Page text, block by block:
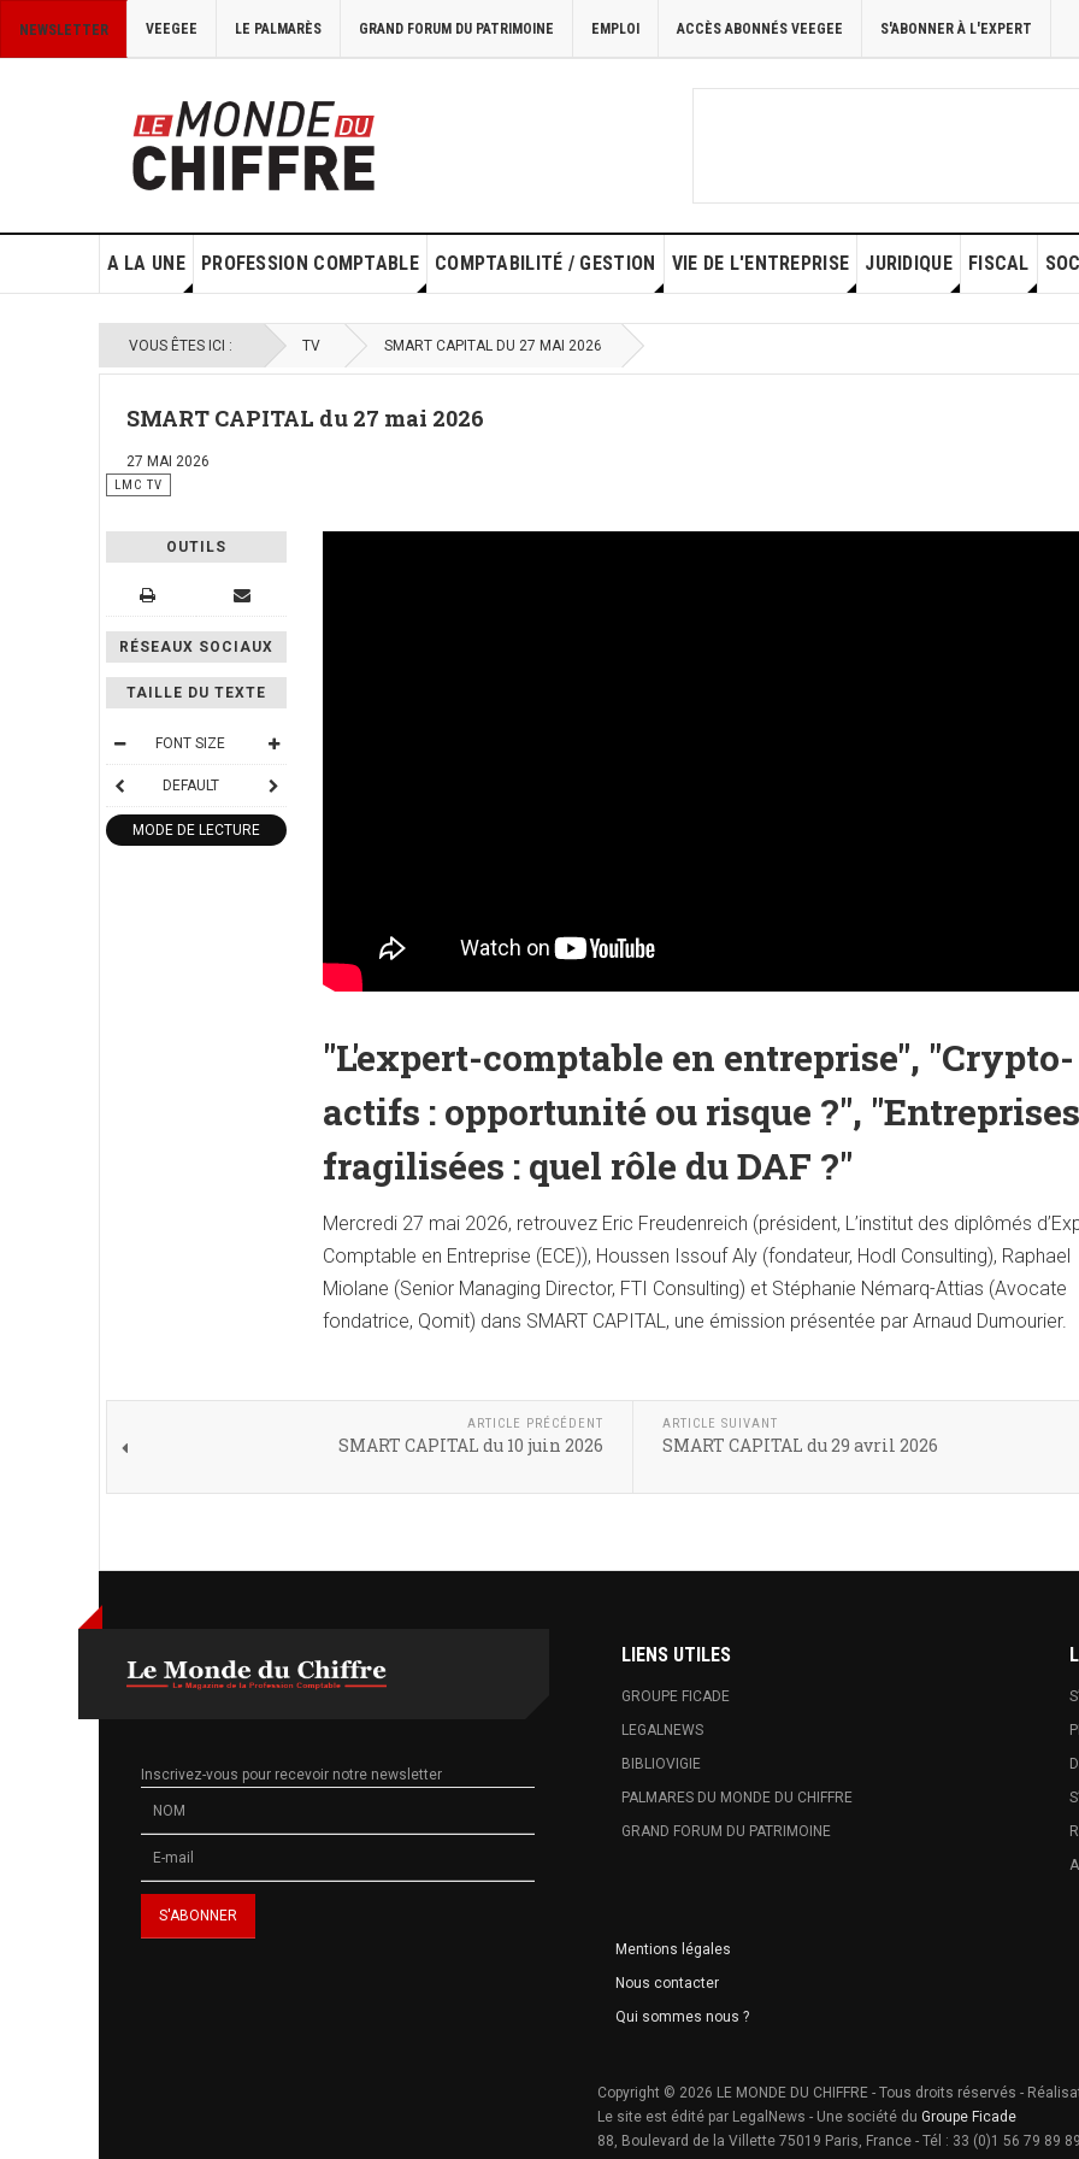
NEWSLETTER VEEGEE LE PALMARÈS GRAND FORUM DU PATRIMOINE EMPLOI ACCÈS ABONNÉS VEEGEE S'ABONNER À L'EXPERT
A LA UNE PROFESSION COMPTABLE COMPTABILITÉ / GESTION VIE DE L'ENTREPRISE JURIDIQUE FISCAL
VOUS ÊTES ICI : TV SMART CAPITAL DU 27 MAI 2026
SMART CAPITAL du 27 mai 2026
27 MAI 2026
LMC TV
OUTILS
RÉSEAUX SOCIAUX
TAILLE DU TEXTE
FONT SIZE
DEFAULT
MODE DE LECTURE
"L'expert-comptable en entreprise", "Crypto-
actifs : opportunité ou risque ?", "Entreprises
fragilisées : quel rôle du DAF ?"
Mercredi 27 mai 2026, retrouvez Eric Freudenreich (président, L’institut des diplômés
Comptable en Entreprise (ECE)), Houssen Issouf Aly (fondateur, Hodl Consulting), Raphael
Miolane (Senior Managing Director, FTI Consulting) et Stéphanie Némarq-Attias (Avocate
fondatrice, Qomit) dans SMART CAPITAL, une émission présentée par Arnaud Dumourier.
ARTICLE PRÉCÉDENT
SMART CAPITAL du 10 juin 2026
ARTICLE SUIVANT
SMART CAPITAL du 29 avril 2026
Inscrivez-vous pour recevoir notre newsletter
LIENS UTILES
GROUPE FICADE
LEGALNEWS
BIBLIOVIGIE
PALMARES DU MONDE DU CHIFFRE
GRAND FORUM DU PATRIMOINE
Mentions légales
Nous contacter
Qui sommes nous ?
Copyright © 2026 LE MONDE DU CHIFFRE - Tous droits réservés -
Le site est édité par LegalNews - Une société duGroupe Ficade
88, Boulevard de la Villette 75019 Paris, France - Tél : 33 (0)1 56 79 89